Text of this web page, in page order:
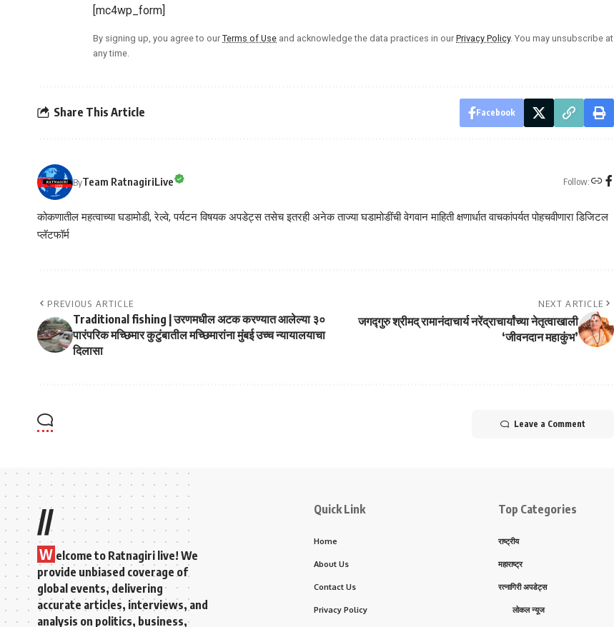
[mc4wp_form]
By signing up, you agree to our Terms of Use and acknowledge the data practices in our Privacy Policy. You may unsubscribe at
any time.
Share This Article Facebook
ByTeam RatnagiriLive Follow:
कोकणातील महत्वाच्या घडामोडी, रेल्वे, पर्यटन विषयक अपडेट्स तसेच इतरही अनेक ताज्या घडामोडींची वेगवान माहिती क्षणार्धात वाचकांपर्यत पोहचवीणारा डिजिटल
प्लॅटफॉर्म
PREVIOUS ARTICLE
Traditional fishing | उरणमधील अटक करण्यात आलेल्या ३०
पारंपरिक मच्छिमार कुटुंबातील मच्छिमारांना मुंबई उच्च न्यायालयाचा
दिलासा
NEXT ARTICLE
जगद्गुरु श्रीमद् रामानंदाचार्य नरेंद्राचार्यांच्या नेतृत्वाखाली
‘जीवनदान महाकुंभ’
Leave a Comment
//
W elcome to Ratnagiri live! We
provide unbiased coverage of
global events, delivering
accurate articles, interviews, and
analysis on politics, business,
Quick Link
Home
About Us
Contact Us
Privacy Policy
Top Categories
राष्ट्रीय
महाराष्ट्र
रत्नागिरी अपडेट्स
लोकल न्यूज